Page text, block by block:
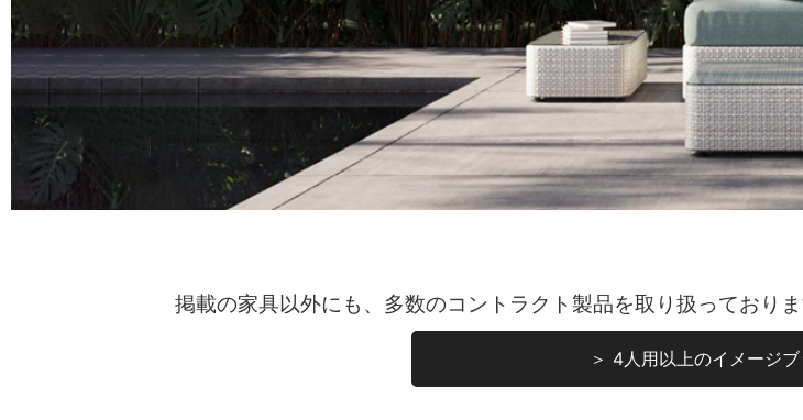
掲載の家具以外にも、多数のコントラクト製品を取り扱っており
＞ 4人用以上のイメージ